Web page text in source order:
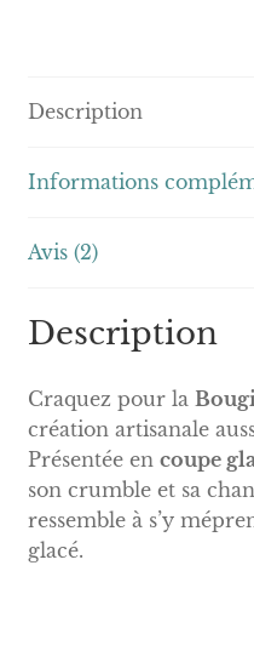
Description
Informations
Avis (2)
Description
Craquez pour la
création artisanale
Présentée en coupe
son crumble et sa
ressemble à s’y
glacé.